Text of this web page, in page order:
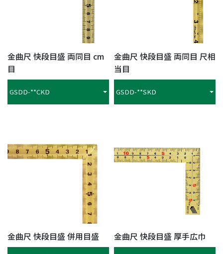
金曲尺 快段目盛 両同目 cm
目
GSDD-**CKD
金曲尺 快段目盛 両同目 尺相
当目
GSDD-**SKD
金曲尺 快段目盛 併用目盛 金曲尺 快段目盛 厚手広巾